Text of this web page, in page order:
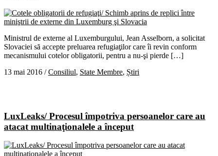
Ministrul de externe al Luxemburgului, Jean Asselborn, a solicitat
Slovaciei să accepte preluarea refugiaţilor care îi revin conform
mecanismului cotelor obligatorii, pentru a nu-şi pierde […]
13 mai 2016 /Consiliul, State Membre, Știri
LuxLeaks/ Procesul împotriva persoanelor care au
atacat multinaţionalele a început